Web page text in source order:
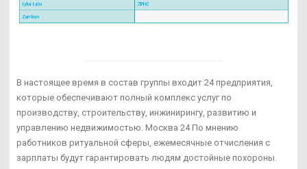
В настоящее время в состав группы входит 24 предприятия,
которые обеспечивают полный комплекс услуг по
производству, строительству, инжинирингу, развитию и
управлению недвижимостью. Москва 24 По мнению
работников ритуальной сферы, ежемесячные отчисления с
зарплаты будут гарантировать людям достойные похороны.